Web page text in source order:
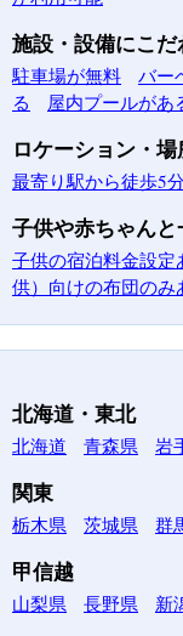
施設・設備にこだ
駐車場が無料 バー
る
屋内プールがあ
ロケーション・場
最寄り駅から徒歩5
子供や赤ちゃんと
子供の宿泊料金設定
供）向けの布団のみ
北海道・東北
北海道 青森県 岩
関東
栃木県 茨城県 群
甲信越
山梨県 長野県 新